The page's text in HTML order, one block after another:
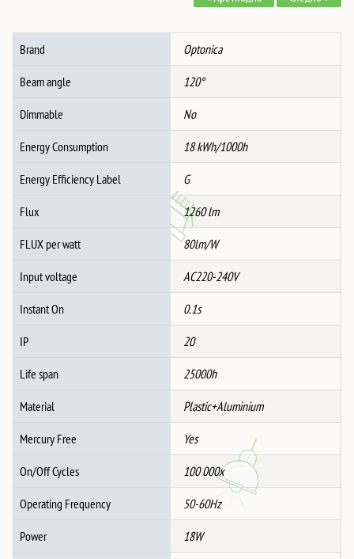
240V
120°
6000K
СЕНЗОР
количина
Brand Optonica
Beam angle 120°
Dimmable No
Energy Consumption 18 kWh/1000h
Energy Efficiency Label G
Flux 1260 lm
FLUX per watt 80lm/W
Input voltage AC220-240V
Instant On 0.1s
IP 20
Life span 25000h
Material Plastic+Aluminium
Mercury Free Yes
On/Off Cycles 100 000x
Operating Frequency 50-60Hz
Power 18W